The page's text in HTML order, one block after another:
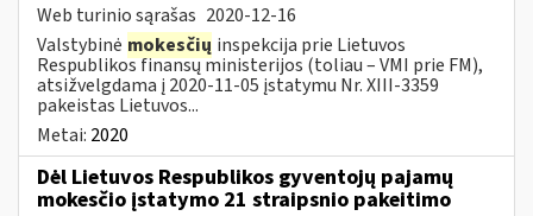
Web turinio sąrašas 2020-12-16
Valstybinė mokesčių inspekcija prie Lietuvos
Respublikos finansų ministerijos (toliau – VMI prie FM),
atsižvelgdama į 2020-11-05 įstatymu Nr. XIII-3359
pakeistas Lietuvos...
Metai: 2020
Dėl Lietuvos Respublikos gyventojų pajamų
mokesčio įstatymo 21 straipsnio pakeitimo